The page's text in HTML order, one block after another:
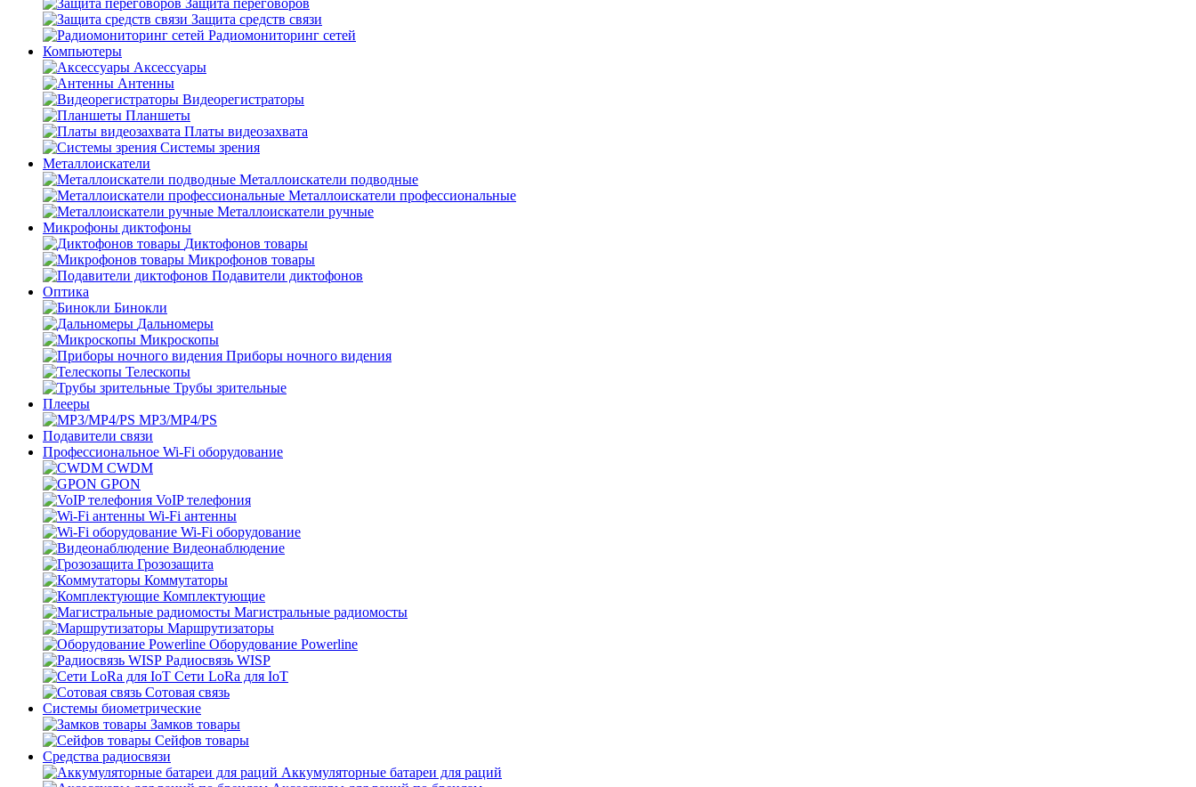
Защита переговоров
Защита средств связи
Радиомониторинг сетей
Компьютеры
Аксессуары
Антенны
Видеорегистраторы
Планшеты
Платы видеозахвата
Системы зрения
Металлоискатели
Металлоискатели подводные
Металлоискатели профессиональные
Металлоискатели ручные
Микрофоны диктофоны
Диктофонов товары
Микрофонов товары
Подавители диктофонов
Оптика
Бинокли
Дальномеры
Микроскопы
Приборы ночного видения
Телескопы
Трубы зрительные
Плееры
MP3/MP4/PS
Подавители связи
Профессиональное Wi-Fi оборудование
CWDM
GPON
VoIP телефония
Wi-Fi антенны
Wi-Fi оборудование
Видеонаблюдение
Грозозащита
Коммутаторы
Комплектующие
Магистральные радиомосты
Маршрутизаторы
Оборудование Powerline
Радиосвязь WISP
Сети LoRa для IoT
Сотовая связь
Системы биометрические
Замков товары
Сейфов товары
Средства радиосвязи
Аккумуляторные батареи для раций